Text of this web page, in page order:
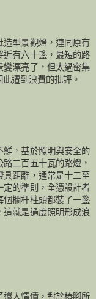
造型景觀燈，連同原有
近有六十盞，最短的路
變漂亮了，但太過密集
遭到浪費的批評。
鮮，基於照明與安全的
二百五十瓦的路燈，
具距離，通常是十二至
定的準則，全憑設計者
個欄杆柱頭都裝了一盞
就是過度照明形成浪
還人情債，對於樁腳所